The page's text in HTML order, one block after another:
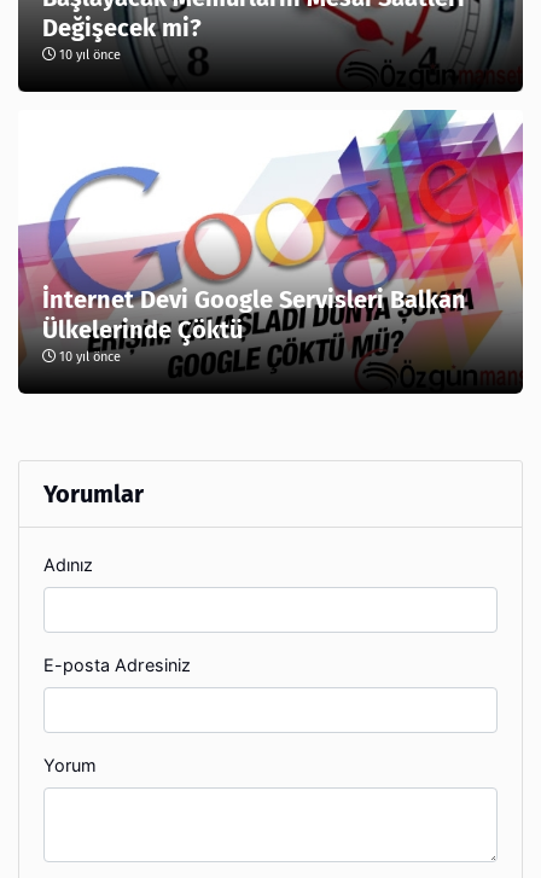
Değişecek mi?
10 yıl önce
İnternet Devi Google Servisleri Balkan
Ülkelerinde Çöktü
10 yıl önce
Yorumlar
Adınız
E-posta Adresiniz
Yorum